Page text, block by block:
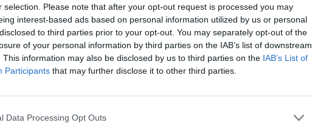
selection. Please note that after your opt-out request is processed you may
interest-based ads based on personal information utilized by us or personal
to third parties prior to your opt-out. You may separately opt-out of the
of your personal information by third parties on the IAB’s list of downstream
This information may also be disclosed by us to third parties on the IAB’s List of
Participants that may further disclose it to other third parties.
Data Processing Opt Outs
ne imituoti kokybę, o ją realiai kurti“, – pabrėžia RKL
traumatologijos ir pulmonologijos alergologijos